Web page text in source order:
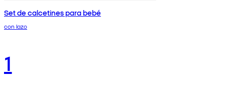
Set de calcetines para bebé
con lazo
1